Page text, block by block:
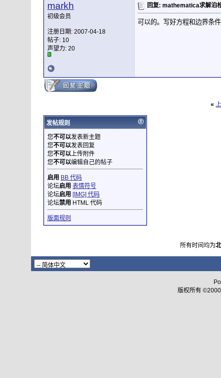
markh
初级会员
注册日期: 2007-04-18
帖子: 10
声望力: 20
回复: mathematica求解泊
可以的。写好方程和边界条
«
发帖规则
您不可以发表新主题
您不可以发表回复
您不可以上传附件
您不可以编辑自己的帖子
启用 BB 代码
论坛启用 表情符号
论坛启用 [IMG] 代码
论坛禁用 HTML 代码
版面规则
所有时间均为
版权所有